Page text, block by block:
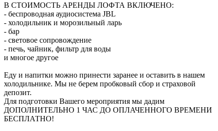
В СТОИМОСТЬ АРЕНДЫ ЛОФТА ВКЛЮЧЕНО:
- беспроводная аудиосистема JBL
- холодильник и морозильный ларь
- бар
- световое сопровождение
- печь, чайник, фильтр для воды
и многое другое
Еду и напитки можно принести заранее и оставить в нашем
холодильнике. Мы не берем пробковый сбор и страховой
депозит.
Для подготовки Вашего мероприятия мы дадим
ДОПОЛНИТЕЛЬНО 1 ЧАС ДО ОПЛАЧЕННОГО ВРЕМЕНИ
БЕСПЛАТНО!